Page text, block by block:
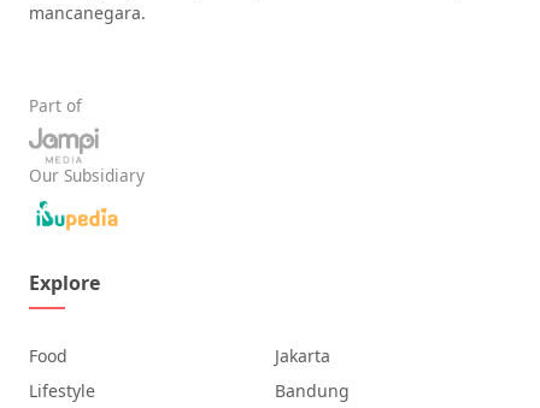
mancanegara.
Part of
Our Subsidiary
Explore
Food
Lifestyle
Jakarta
Bandung